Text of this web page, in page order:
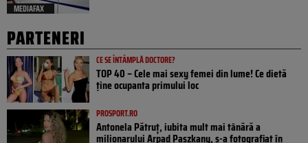
MEDIAFAX
PARTENERI
CE SE ÎNTÂMPLĂ DOCTORE?
TOP 40 – Cele mai sexy femei din lume! Ce dietă
ține ocupanta primului loc
PROSPORT.RO
Antonela Pătruț, iubita mult mai tânără a
milionarului Arpad Paszkany, s-a fotografiat în